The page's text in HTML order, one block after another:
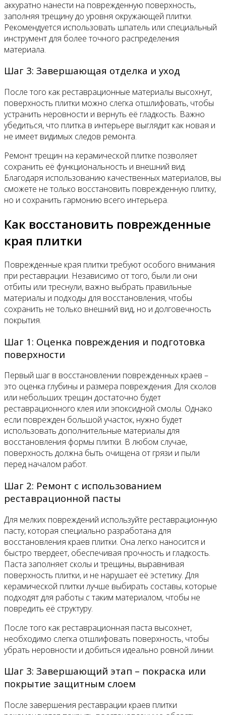
аккуратно нанести на поврежденную поверхность,
заполняя трещину до уровня окружающей плитки.
Рекомендуется использовать шпатель или специальный
инструмент для более точного распределения
материала.
Шаг 3: Завершающая отделка и уход
После того как реставрационные материалы высохнут,
поверхность плитки можно слегка отшлифовать, чтобы
устранить неровности и вернуть её гладкость. Важно
убедиться, что плитка в интерьере выглядит как новая и
не имеет видимых следов ремонта.
Ремонт трещин на керамической плитке позволяет
сохранить её функциональность и внешний вид.
Благодаря использованию качественных материалов, вы
сможете не только восстановить поврежденную плитку,
но и сохранить гармонию всего интерьера.
Как восстановить поврежденные
края плитки
Поврежденные края плитки требуют особого внимания
при реставрации. Независимо от того, были ли они
отбиты или треснули, важно выбрать правильные
материалы и подходы для восстановления, чтобы
сохранить не только внешний вид, но и долговечность
покрытия.
Шаг 1: Оценка повреждения и подготовка
поверхности
Первый шаг в восстановлении поврежденных краев –
это оценка глубины и размера повреждения. Для сколов
или небольших трещин достаточно будет
реставрационного клея или эпоксидной смолы. Однако
если поврежден большой участок, нужно будет
использовать дополнительные материалы для
восстановления формы плитки. В любом случае,
поверхность должна быть очищена от грязи и пыли
перед началом работ.
Шаг 2: Ремонт с использованием
реставрационной пасты
Для мелких повреждений используйте реставрационную
пасту, которая специально разработана для
восстановления краев плитки. Она легко наносится и
быстро твердеет, обеспечивая прочность и гладкость.
Паста заполняет сколы и трещины, выравнивая
поверхность плитки, и не нарушает её эстетику. Для
керамической плитки лучше выбирать составы, которые
подходят для работы с таким материалом, чтобы не
повредить её структуру.
После того как реставрационная паста высохнет,
необходимо слегка отшлифовать поверхность, чтобы
убрать неровности и добиться идеально ровной линии.
Шаг 3: Завершающий этап – покраска или
покрытие защитным слоем
После завершения реставрации краев плитки